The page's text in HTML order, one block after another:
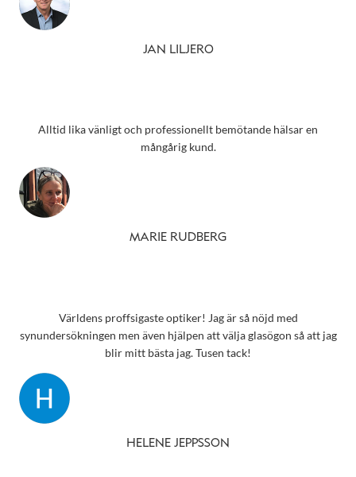
JAN LILJERO
Alltid lika vänligt och professionellt bemötande hälsar en
mångårig kund.
MARIE RUDBERG
Världens proffsigaste optiker! Jag är så nöjd med
synundersökningen men även hjälpen att välja glasögon så att jag
blir mitt bästa jag. Tusen tack!
HELENE JEPPSSON